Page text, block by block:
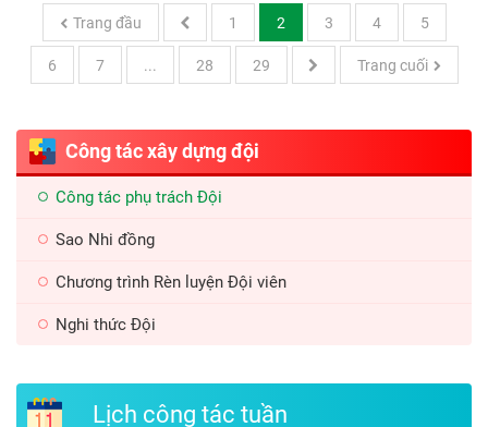
Trang đầu 1 2 3 4 5
6 7 ... 28 29 Trang cuối
Công tác xây dựng đội
Công tác phụ trách Đội
Sao Nhi đồng
Chương trình Rèn luyện Đội viên
Nghi thức Đội
Lịch công tác tuần